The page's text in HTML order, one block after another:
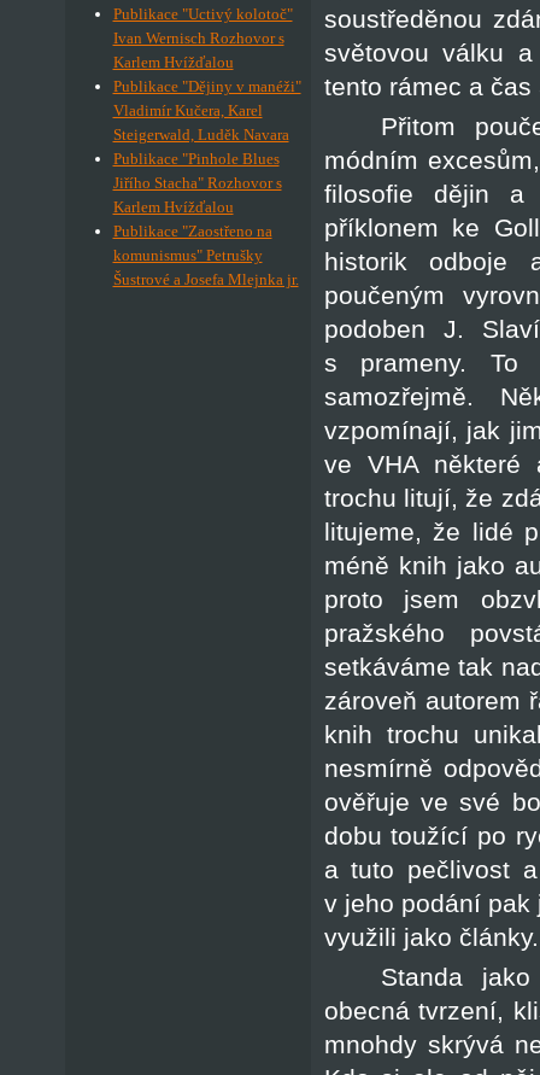
Publikace "Uctivý kolotoč"
Ivan Wernisch Rozhovor s
Karlem Hvížďalou
Publikace "Dějiny v manéži"
Vladimír Kučera, Karel
Steigerwald, Luděk Navara
Publikace "Pinhole Blues
Jiřího Stacha" Rozhovor s
Karlem Hvížďalou
Publikace "Zaostřeno na
komunismus" Petrušky
Šustrové a Josefa Mlejnka jr.
soustředěnou
světovou válku
tento rámec a
Přitom
módním
filosofie dějin a
příklonem ke
historik odboje
poučeným
podoben J.
s prameny. To
samozřejmě.
vzpomínají, jak
ve VHA některé
trochu litují, že
litujeme, že lidé
méně knih jako
proto jsem
pražského
setkáváme tak
zároveň autorem
knih trochu
nesmírně
ověřuje ve své
dobu toužící po
a tuto pečlivost
v jeho podání pak
využili jako články.
Standa
obecná tvrzení,
mnohdy skrývá